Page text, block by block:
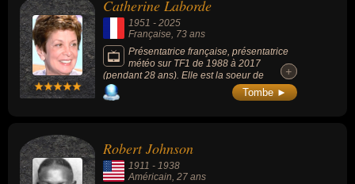
Catherine Laborde
1951 - 2025
Française , 73 ans
Présentatrice française, présentatrice
météo sur TF1 de 1988 à 2017
(pendant 28 ans). Elle est la soeur de
Françoise Laborde, rédactrice en chef à
France 2.
+
+
Tombe ►
Robert Johnson
1911 - 1938
Américain, 27 ans